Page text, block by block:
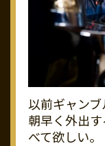
以前ギャン
朝早く外出
べて欲しい。